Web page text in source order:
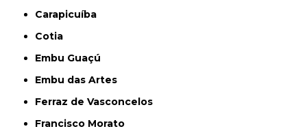
Carapicuíba
Cotia
Embu Guaçú
Embu das Artes
Ferraz de Vasconcelos
Francisco Morato